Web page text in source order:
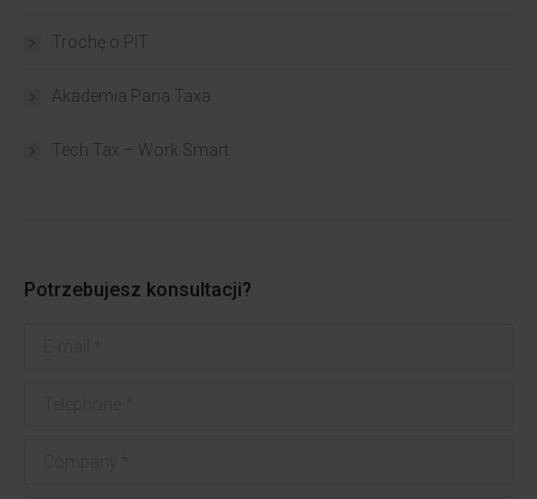
Trochę o PIT
Akademia Pana Taxa
Tech Tax – Work Smart
Potrzebujesz konsultacji?